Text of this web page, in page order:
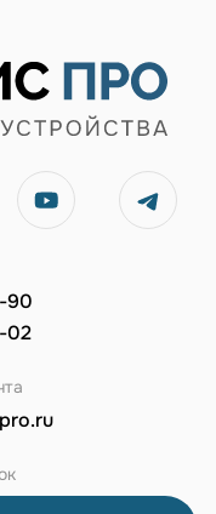
90
02